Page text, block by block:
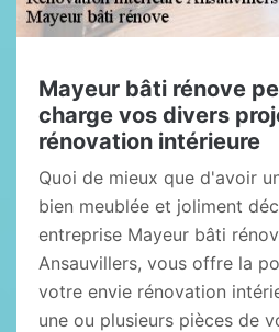
Mayeur bâti rénove
charge vos divers
rénovation intérieure
Quoi de mieux que d'avoir
bien meublée et joliment
entreprise Mayeur bâti
Ansauvillers, vous offre la
votre envie rénovation
une ou plusieurs pièces de